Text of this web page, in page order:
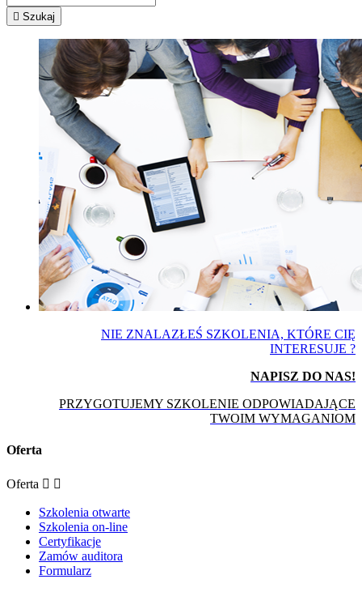
 Szukaj
NIE ZNALAZŁEŚ SZKOLENIA, KTÓRE CIĘ
INTERESUJE ?
NAPISZ DO NAS!
PRZYGOTUJEMY SZKOLENIE ODPOWIADAJĄCE
TWOIM WYMAGANIOM
Oferta
Oferta  
Szkolenia otwarte
Szkolenia on-line
Certyfikacje
Zamów auditora
Formularz